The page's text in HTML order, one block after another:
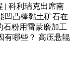
| 科利瑞克出席南
凹凸棒黏土矿石在
石粉用雷蒙磨加工
有哪些？ 高压悬辊